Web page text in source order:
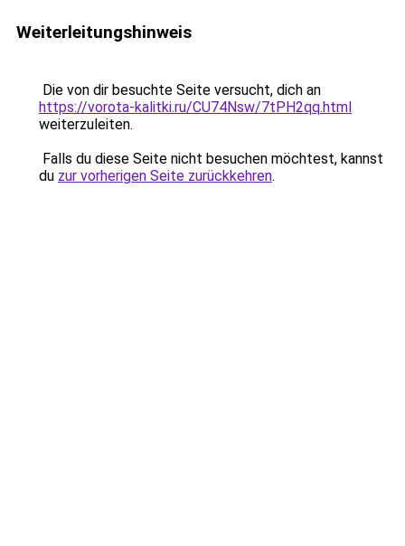
Weiterleitungshinweis
Die von dir besuchte Seite versucht, dich an
https://vorota-kalitki.ru/CU74Nsw/7tPH2qq.html
weiterzuleiten.
Falls du diese Seite nicht besuchen möchtest, kannst
du zur vorherigen Seite zurückkehren.